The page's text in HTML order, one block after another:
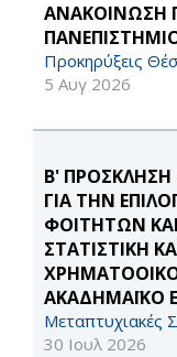
ΑΝΑΚΟΙΝΩΣΗ
Προκηρύξεις
5 Αυγ 2026
Β'
ΓΙΑ ΤΗΝ
ΦΟΙΤΗΤΩΝ
ΣΤΑΤΙΣΤΙΚΗ
ΑΚΑΔΗΜΑΪΚΟ
Μεταπτυχιακές
30 Ιουλ 2026